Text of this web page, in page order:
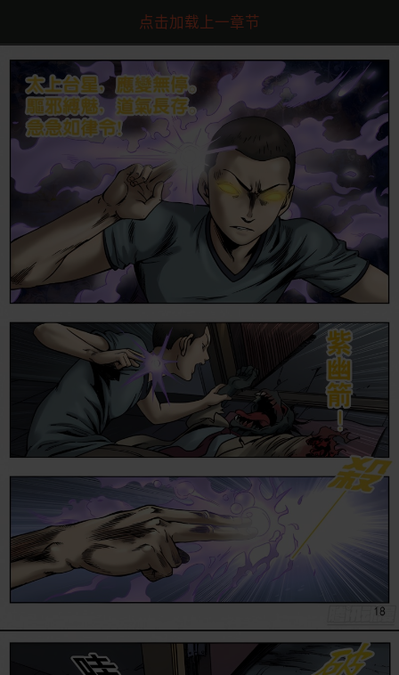
点击加载上一章节